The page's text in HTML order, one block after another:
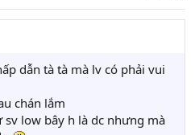
dẫn tà tà mà lv có phải vui
chán lắm
low bây h là dc nhưng mà